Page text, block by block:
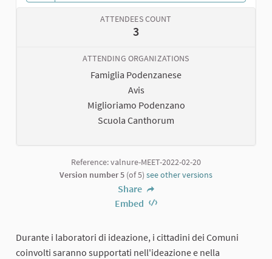
ATTENDEES COUNT
3
ATTENDING ORGANIZATIONS
Famiglia Podenzanese
Avis
Miglioriamo Podenzano
Scuola Canthorum
Reference: valnure-MEET-2022-02-20
Version number 5 (of 5) see other versions
Share
Embed
Durante i laboratori di ideazione, i cittadini dei Comuni
coinvolti saranno supportati nell'ideazione e nella